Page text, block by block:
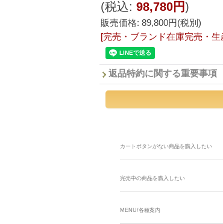
販売価格: 89,800円(税別)
(税込: 98,780円)
[完売・ブランド在庫完売・生
返品特約に関する重要事項
カートボタンがない商品を購入したい
完売中の商品を購入したい
MENU/各種案内